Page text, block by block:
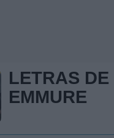
LETRAS DE
EMMURE